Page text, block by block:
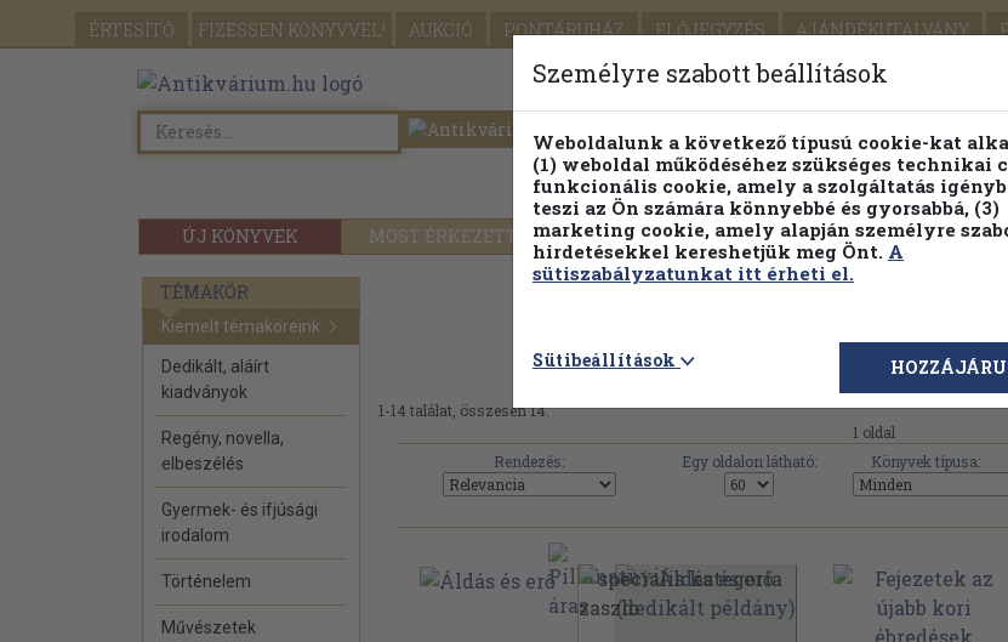
ÉRTESÍTŐ FIZESSEN KÖNYVVEL! AUKCIÓ PONTÁRUHÁZ ELŐJEGYZÉS AJÁNDÉKUTALVÁNY
ÚJ KÖNYVEK MOST ÉRKEZETT PILLANATNYI ÁRAINK FENNTARTHATÓ
Részletes kereső Témaköri fa
TÉMAKÖR
Kiemelt témaköreink
Dedikált, aláírt
kiadványok
Regény, novella,
elbeszélés
Gyermek- és ifjúsági
irodalom
Történelem
Művészetek
14 mű érhető el az Antikváriumban a(z)
1-14 találat, összesen 14.
1 oldal
Rendezés:
Egy oldalon látható: Könyvek típusa:
Személyre szabott beállítások
Weboldalunk a következő típusú cookie-kat
(1) weboldal működéséhez szükséges technikai
funkcionális cookie, amely a szolgáltatás
teszi az Ön számára könnyebbé és gyorsabbá, (3)
marketing cookie, amely alapján személyre
hirdetésekkel kereshetjük meg Önt. A
sütiszabályzatunkat itt érheti el.
Sütibeállítások